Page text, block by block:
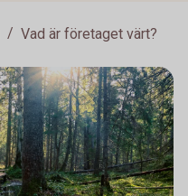
Vad är företaget värt?